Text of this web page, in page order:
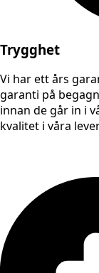
Trygghet
Vi har ett års
garanti på
innan de går in i
kvalitet i våra